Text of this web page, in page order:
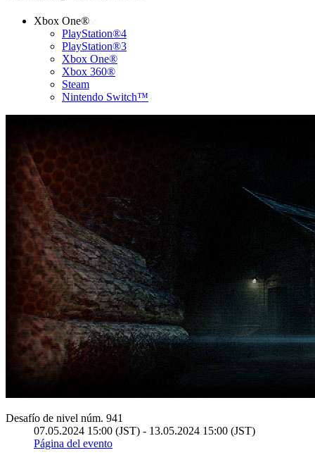
Xbox One®
PlayStation®4
PlayStation®3
Xbox One®
Xbox 360®
Steam
Nintendo Switch™
Desafío de nivel núm. 941
07.05.2024 15:00 (JST) - 13.05.2024 15:00 (JST)
Página del evento